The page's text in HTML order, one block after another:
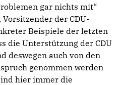
gar nichts mit“
, Vorsitzender der CDU-
Beispiele der letzten
die Unterstützung der CDU
deswegen auch von den
genommen werden
hier immer die